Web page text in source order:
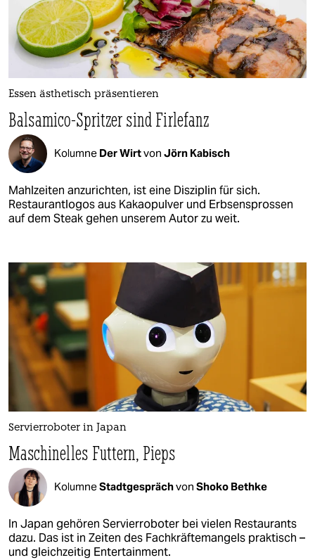
Essen ästhetisch präsentieren
Balsamico-Spritzer sind Firlefanz
Kolumne Der Wirtvon Jörn Kabisch
Mahlzeiten anzurichten, ist eine Disziplin für sich.
Restaurantlogos aus Kakaopulver und Erbsensprossen
auf dem Steak gehen unserem Autor zu weit.
Servierroboter in Japan
Maschinelles Futtern, Pieps
KolumneStadtgesprächvon Shoko Bethke
In Japan gehören Servierroboter bei vielen Restaurants
dazu. Das ist in Zeiten des Fachkräftemangels praktisch –
und gleichzeitig Entertainment.